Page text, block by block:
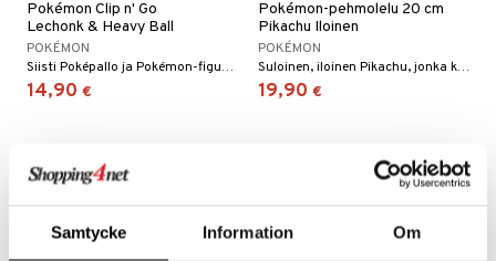
Samtycke Information Om
Pokémon Clip n' Go
Lechonk & Heavy Ball
POKÉMON
Siisti Poképallo ja Pokémon-figuuri!
14,90 €
Pokémon-pehmolelu 20 cm
Pikachu Iloinen
POKÉMON
Suloinen, iloinen Pikachu, jonka kanssa voi halia.
19,90 €